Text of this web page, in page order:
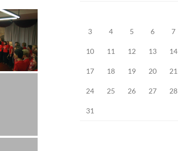
3 4 5 6 7
10 11 12 13 14
17 18 19 20 21
24 25 26 27 28
31